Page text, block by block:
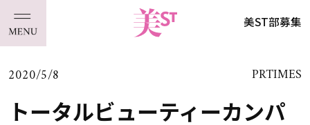
美ST部募集
2020/5/8 PRTIMES
トータルビューティーカンパ